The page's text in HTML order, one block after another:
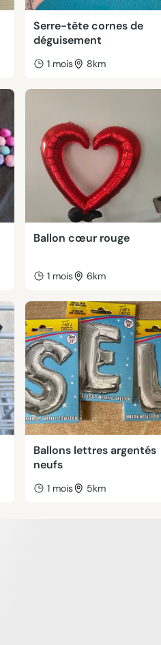
Serre-tête cornes de
déguisement
1 mois 8km
Ballon cœur rouge
1 mois 6km
Ballons lettres argentés
neufs
1 mois 5km